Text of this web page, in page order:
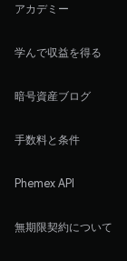
アカデミー
学んで収益を得る
暗号資産ブログ
手数料と条件
Phemex API
無期限契約について